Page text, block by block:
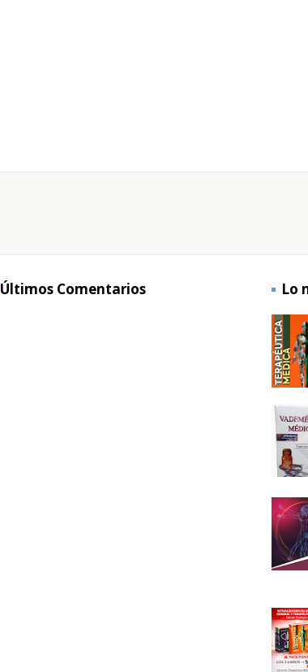
Últimos Comentarios Lo